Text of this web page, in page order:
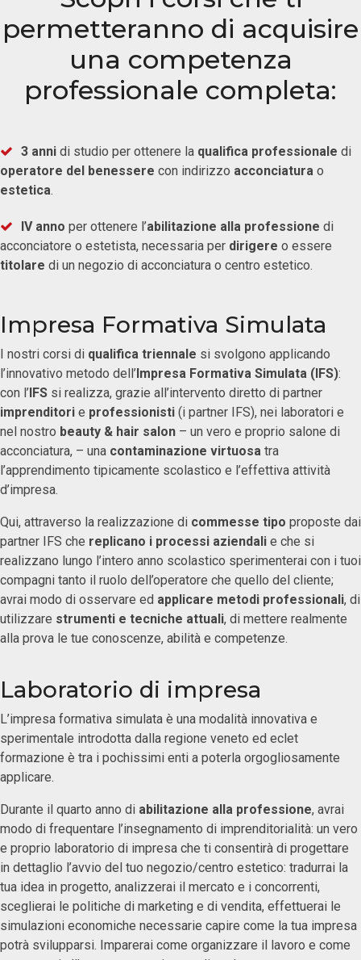
permetteranno di acquisire
una competenza
professionale completa:
3 anni di studio per ottenere la qualifica professionale di
operatore del benessere con indirizzo acconciatura o
estetica.
IV anno per ottenere l’abilitazione alla professione di
acconciatore o estetista, necessaria per dirigere o essere
titolare di un negozio di acconciatura o centro estetico.
Impresa Formativa Simulata
I nostri corsi di qualifica triennale si svolgono applicando
l’innovativo metodo dell’Impresa Formativa Simulata (IFS):
con l’IFS si realizza, grazie all’intervento diretto di partner
imprenditori e professionisti (i partner IFS), nei laboratori e
nel nostro beauty & hair salon – un vero e proprio salone di
acconciatura, – una contaminazione virtuosa tra
l’apprendimento tipicamente scolastico e l’effettiva attività
d’impresa.
Qui, attraverso la realizzazione di commesse tipo proposte dai
partner IFS che replicano i processi aziendali e che si
realizzano lungo l’intero anno scolastico sperimenterai con i tuoi
compagni tanto il ruolo dell’operatore che quello del cliente;
avrai modo di osservare ed applicare metodi professionali, di
utilizzare strumenti e tecniche attuali, di mettere realmente
alla prova le tue conoscenze, abilità e competenze.
Laboratorio di impresa
L’impresa formativa simulata è una modalità innovativa e
sperimentale introdotta dalla regione veneto ed eclet
formazione è tra i pochissimi enti a poterla orgogliosamente
applicare.
Durante il quarto anno di abilitazione alla professione, avrai
modo di frequentare l’insegnamento di imprenditorialità: un vero
e proprio laboratorio di impresa che ti consentirà di progettare
in dettaglio l’avvio del tuo negozio/centro estetico: tradurrai la
tua idea in progetto, analizzerai il mercato e i concorrenti,
sceglierai le politiche di marketing e di vendita, effettuerai le
simulazioni economiche necessarie capire come la tua impresa
potrà svilupparsi. Imparerai come organizzare il lavoro e come